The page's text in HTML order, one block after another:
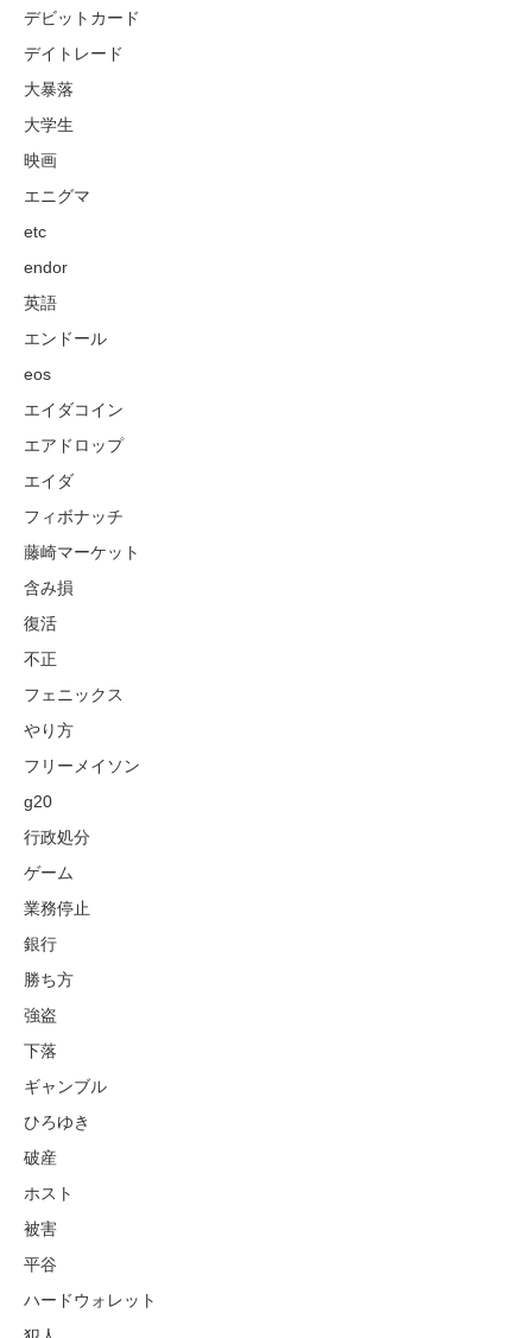
デビットカード
デイトレード
大暴落
大学生
映画
エニグマ
etc
endor
英語
エンドール
eos
エイダコイン
エアドロップ
エイダ
フィボナッチ
藤崎マーケット
含み損
復活
不正
フェニックス
やり方
フリーメイソン
g20
行政処分
ゲーム
業務停止
銀行
勝ち方
強盗
下落
ギャンブル
ひろゆき
破産
ホスト
被害
平谷
ハードウォレット